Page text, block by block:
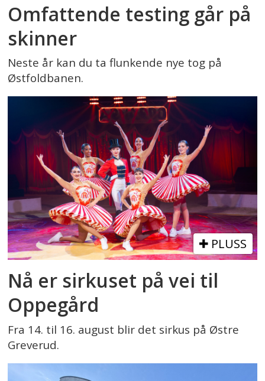
Omfattende testing går på
skinner
Neste år kan du ta flunkende nye tog på
Østfoldbanen.
PLUSS
Nå er sirkuset på vei til
Oppegård
Fra 14. til 16. august blir det sirkus på Østre
Greverud.